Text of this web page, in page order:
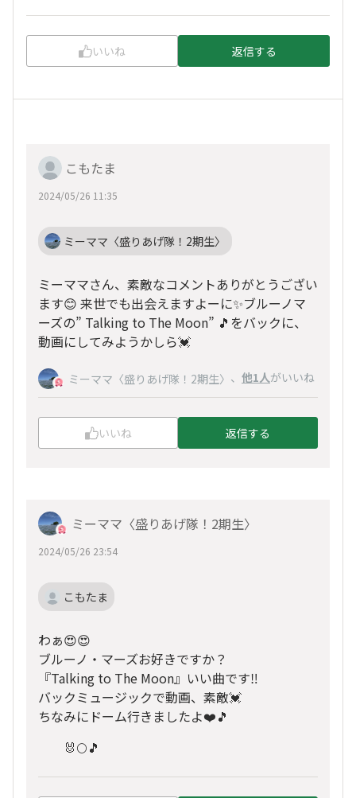
いいね 返信する
こもたま
2024/05/26 11:35
ミーママ〈盛りあげ隊！2期生〉
ミーママさん、素敵なコメントありがとうござい
ます😊 来世でも出会えますよーに✨ブルーノマ
ーズの” Talking to The Moon” 🎵をバックに、
動画にしてみようかしら💓
ミーママ〈盛りあげ隊！2期生〉 、 他1人がいいね
いいね 返信する
ミーママ〈盛りあげ隊！2期生〉
2024/05/26 23:54
こもたま
わぁ😍😍
ブルーノ・マーズお好きですか？
『Talking to The Moon』いい曲です‼️
バックミュージックで動画、素敵💓
ちなみにドーム行きましたよ❤️🎵
🐰🌕🎵